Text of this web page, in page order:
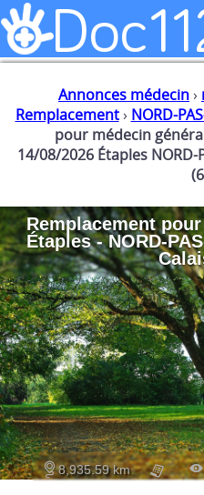
Annonces médecin›
Remplacement › NORD-
pour médecin
14/08/2026 Étaples NORD-
Remplacement
Étaples - NORD-
8,935.59 km